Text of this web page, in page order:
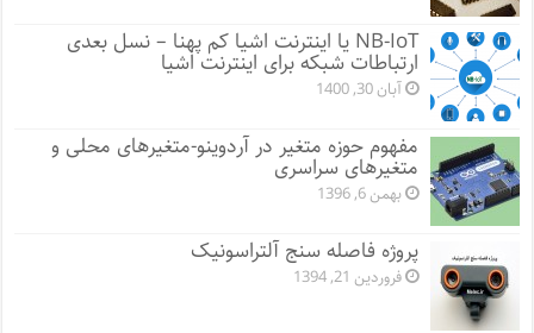
NB-IoT یا اینترنت اشیا کم پهنا – نسل بعدی
ارتباطات شبکه برای اینترنت اشیا
آبان 30, 1400
مفهوم حوزه متغیر در آردوینو-متغیرهای محلی و
متغیرهای سراسری
بهمن 6, 1396
پروژه فاصله سنج آلتراسونیک
فروردین 21, 1394